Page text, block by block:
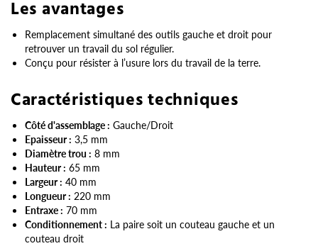
Les avantages
Remplacement simultané des outils gauche et droit pour
retrouver un travail du sol régulier.
Conçu pour résister à l’usure lors du travail de la terre.
Caractéristiques techniques
Côté d'assemblage : Gauche/Droit
Epaisseur : 3,5 mm
Diamètre trou : 8 mm
Hauteur : 65 mm
Largeur : 40 mm
Longueur : 220 mm
Entraxe : 70 mm
Conditionnement : La paire soit un couteau gauche et un
couteau droit